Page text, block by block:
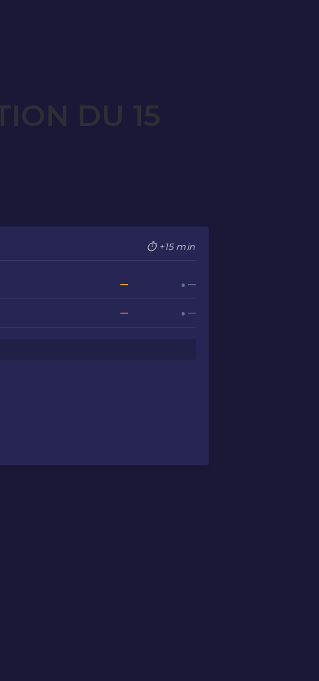
DU 15
⏱ +15 min
— ● —
— ● —